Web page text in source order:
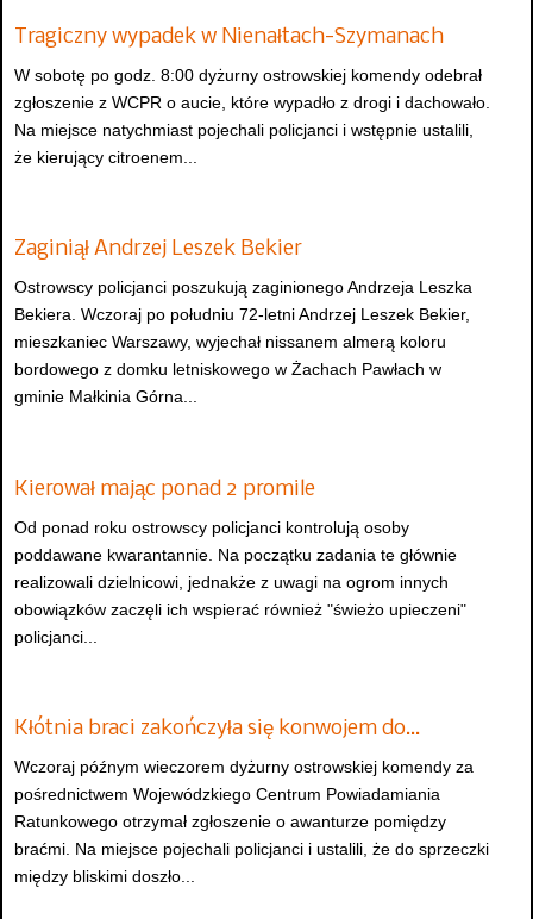
Tragiczny wypadek w Nienałtach-Szymanach
W sobotę po godz. 8:00 dyżurny ostrowskiej komendy odebrał
zgłoszenie z WCPR o aucie, które wypadło z drogi i dachowało.
Na miejsce natychmiast pojechali policjanci i wstępnie ustalili,
że kierujący citroenem...
Zaginiął Andrzej Leszek Bekier
Ostrowscy policjanci poszukują zaginionego Andrzeja Leszka
Bekiera. Wczoraj po południu 72-letni Andrzej Leszek Bekier,
mieszkaniec Warszawy, wyjechał nissanem almerą koloru
bordowego z domku letniskowego w Żachach Pawłach w
gminie Małkinia Górna...
Kierował mając ponad 2 promile
Od ponad roku ostrowscy policjanci kontrolują osoby
poddawane kwarantannie. Na początku zadania te głównie
realizowali dzielnicowi, jednakże z uwagi na ogrom innych
obowiązków zaczęli ich wspierać również "świeżo upieczeni"
policjanci...
Kłótnia braci zakończyła się konwojem do…
Wczoraj późnym wieczorem dyżurny ostrowskiej komendy za
pośrednictwem Wojewódzkiego Centrum Powiadamiania
Ratunkowego otrzymał zgłoszenie o awanturze pomiędzy
braćmi. Na miejsce pojechali policjanci i ustalili, że do sprzeczki
między bliskimi doszło...